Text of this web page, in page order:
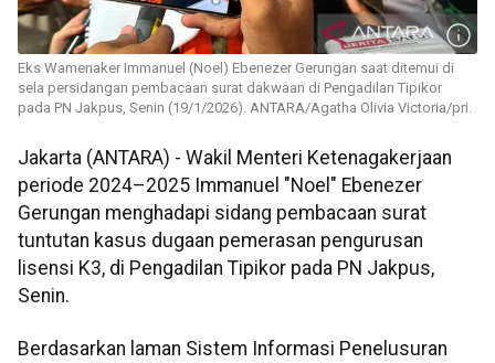
Eks Wamenaker Immanuel (Noel) Ebenezer Gerungan saat ditemui di
sela persidangan pembacaan surat dakwaan di Pengadilan Tipikor
pada PN Jakpus, Senin (19/1/2026). ANTARA/Agatha Olivia Victoria/pri.
Jakarta (ANTARA) - Wakil Menteri Ketenagakerjaan
periode 2024–2025 Immanuel "Noel" Ebenezer
Gerungan menghadapi sidang pembacaan surat
tuntutan kasus dugaan pemerasan pengurusan
lisensi K3, di Pengadilan Tipikor pada PN Jakpus,
Senin.
Berdasarkan laman Sistem Informasi Penelusuran